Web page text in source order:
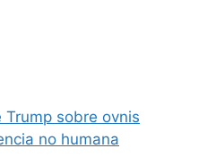
sobre ovnis
no humana